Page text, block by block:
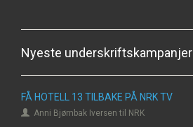
Nyeste underskriftskampanjer
FÅ HOTELL 13 TILBAKE PÅ NRK TV
Anni Bjørnbak Iversen til NRK